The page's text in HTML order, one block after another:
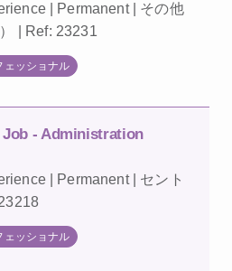
| Permanent | その他
| Ref: 23231
ェッショナル
- Administration
| Permanent | セント
ェッショナル